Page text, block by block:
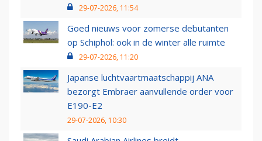
29-07-2026, 11:54
Goed nieuws voor zomerse debutanten
op Schiphol: ook in de winter alle ruimte
29-07-2026, 11:20
Japanse luchtvaartmaatschappij ANA
bezorgt Embraer aanvullende order voor
E190-E2
29-07-2026, 10:30